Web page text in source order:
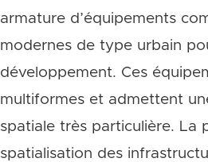
armature d’équipements
modernes de type urbain
développement. Ces
multiformes et admettent
spatiale très particulière. La
spatialisation des